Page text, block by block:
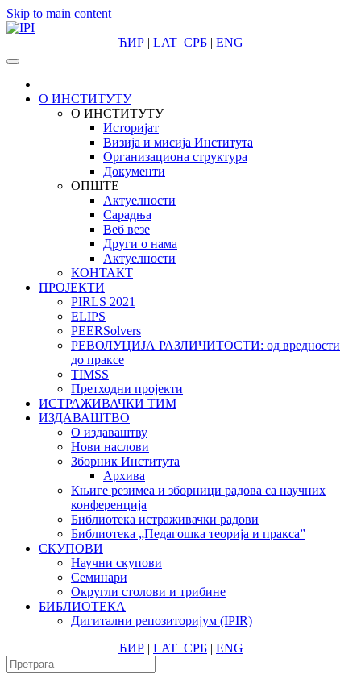
Skip to main content
ЋИР | LAT СРБ | ENG
О ИНСТИТУТУ
О ИНСТИТУТУ
Историјат
Визија и мисија Института
Организациона структура
Документи
ОПШТЕ
Актуелности
Сарадња
Веб везе
Други о нама
Актуелности
КОНТАКТ
ПРОЈЕКТИ
PIRLS 2021
ELIPS
PEERSolvers
РЕВОЛУЦИЈА РАЗЛИЧИТОСТИ: oд вредности
до праксе
TIMSS
Претходни пројекти
ИСТРАЖИВАЧКИ ТИМ
ИЗДАВАШТВО
О издаваштву
Нови наслови
Зборник Института
Архива
Књиге резимеа и зборници радова са научних
конференција
Библиотека истраживачки радови
Библиотека „Педагошка теорија и пракса”
СКУПОВИ
Научни скупови
Семинари
Округли столови и трибине
БИБЛИОТЕКА
Дигитални репозиторијум (IPIR)
ЋИР | LAT СРБ | ENG